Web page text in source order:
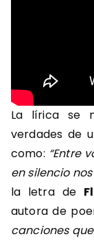
La lírica se
verdades de
como: “Entre
en silencio
la letra de
autora de
canciones